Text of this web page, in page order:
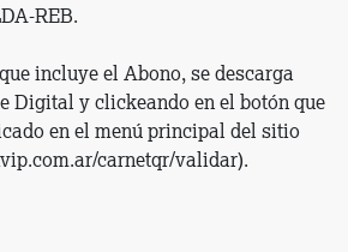
REB.
incluye el Abono, se descarga
Digital y clickeando en el botón que
en el menú principal del sitio
carnetqr/validar).